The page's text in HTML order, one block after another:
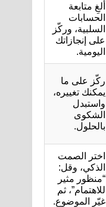
ألغِ متابعة
الحسابات
السلبية، وركّز
على إنجازاتك
اليومية.
ركّز على ما
يمكنك تغييره،
واستبدل
الشكوى
بالحلول.
اختر الصمت
الذكي، وقل:
“منظور مثير
للاهتمام”، ثم
غيّر الموضوع.